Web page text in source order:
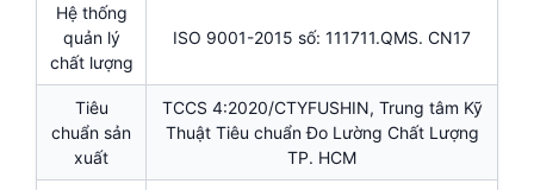
Hệ thống
quản lý
chất lượng
ISO 9001-2015 số: 111711.QMS. CN17
Tiêu
chuẩn sản
xuất
TCCS 4:2020/CTYFUSHIN, Trung tâm Kỹ
Thuật Tiêu chuẩn Đo Lường Chất Lượng
TP. HCM